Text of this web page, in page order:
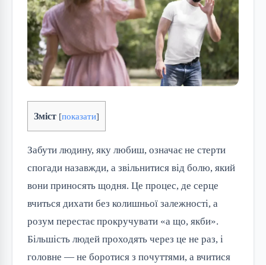
Зміст [показати]
Забути людину, яку любиш, означає не стерти
спогади назавжди, а звільнитися від болю, який
вони приносять щодня. Це процес, де серце
вчиться дихати без колишньої залежності, а
розум перестає прокручувати «а що, якби».
Більшість людей проходять через це не раз, і
головне — не боротися з почуттями, а вчитися